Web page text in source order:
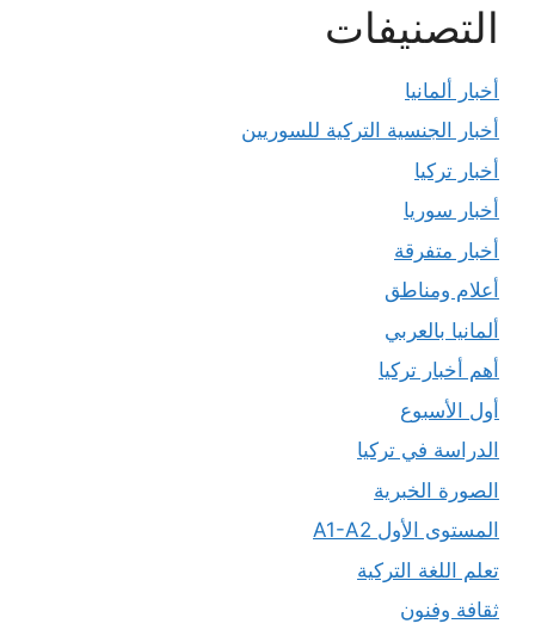
التصنيفات
أخبار ألمانيا
أخبار الجنسية التركية للسوريين
أخبار تركيا
أخبار سوريا
أخبار متفرقة
أعلام ومناطق
ألمانيا بالعربي
أهم أخبار تركيا
أول الأسبوع
الدراسة في تركيا
الصورة الخبرية
المستوى الأول A1-A2
تعلم اللغة التركية
ثقافة وفنون